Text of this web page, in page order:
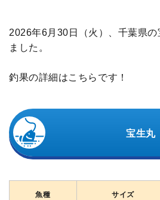
2026年6月30日（火）、千葉県
ました。
釣果の詳細はこちらです！
宝生丸
魚種 サイズ